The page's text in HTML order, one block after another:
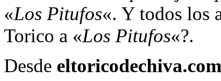
«Los Pitufos«. Y todos los
Torico a «Los Pitufos«?.
Desde eltoricodechiva.com